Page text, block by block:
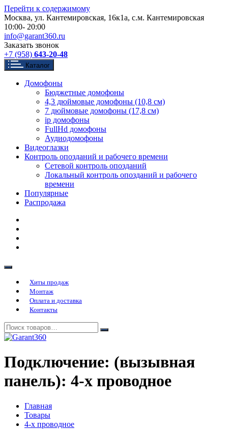
Перейти к содержимому
Москва, ул. Кантемировская, 16к1а, с.м. Кантемировская
10:00- 20:00
info@garant360.ru
Заказать звонок
+7 (958) 643-20-48
Каталог
Домофоны
Бюджетные домофоны
4,3 дюймовые домофоны (10,8 см)
7 дюймовые домофоны (17,8 см)
ip домофоны
FullHd домофоны
Аудиодомофоны
Видеоглазки
Контроль опозданий и рабочего времени
Сетевой контроль опозданий
Локальный контроль опозданий и рабочего
времени
Популярные
Распродажа
Хиты продаж
Монтаж
Оплата и доставка
Контакты
Подключение: (вызывная
панель): 4-х проводное
Главная
Товары
4-х проводное